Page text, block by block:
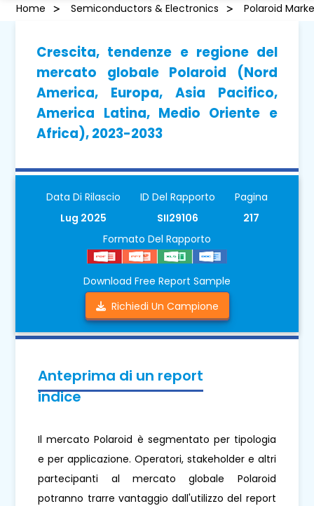
Home Semiconductors & Electronics Polaroid
Crescita, tendenze e regione del
mercato globale Polaroid (Nord
America, Europa, Asia Pacifico,
America Latina, Medio Oriente e
Africa), 2023-2033
Data Di Rilascio
Lug 2025
ID Del Rapporto
SII29106
Pagina
217
Formato Del Rapporto
Download Free Report Sample
Richiedi Un Campione
Anteprima di un report
indice
Il mercato Polaroid è segmentato per tipologia
e per applicazione. Operatori, stakeholder e altri
partecipanti al mercato globale Polaroid
potranno trarre vantaggio dall'utilizzo del report